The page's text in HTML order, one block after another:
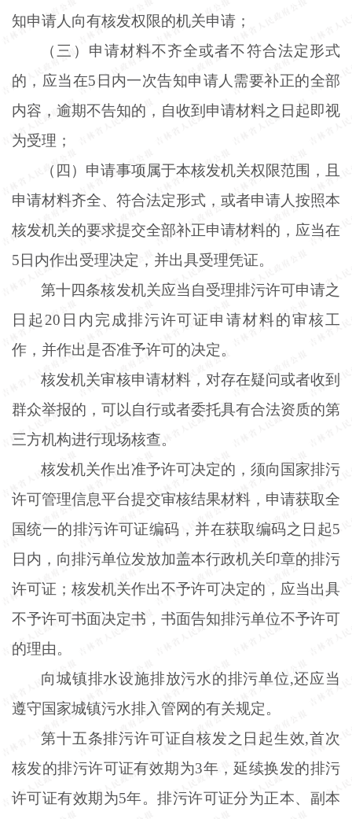
知申请人向有核发权限的机关申请；
（三）申请材料不齐全或者不符合法定形式
的，应当在5日内一次告知申请人需要补正的全部
内容，逾期不告知的，自收到申请材料之日起即视
为受理；
（四）申请事项属于本核发机关权限范围，且
申请材料齐全、符合法定形式，或者申请人按照本
核发机关的要求提交全部补正申请材料的，应当在
5日内作出受理决定，并出具受理凭证。
第十四条核发机关应当自受理排污许可申请之
日起 20日内完成排污许可证申请材料的审核工
作，并作出是否准予许可的决定。
核发机关审核申请材料，对存在疑问或者收到
群众举报的，可以自行或者委托具有合法资质的第
三方机构进行现场核查。
核发机关作出准予许可决定的，须向国家排污
许可管理信息平台提交审核结果材料，申请获取全
国统一的排污许可证编码，并在获取编码之日起5
日内，向排污单位发放加盖本行政机关印章的排污
许可证；核发机关作出不予许可决定的，应当出具
不予许可书面决定书，书面告知排污单位不予许可
的理由。
向城镇排水设施排放污水的排污单位,还应当
遵守国家城镇污水排入管网的有关规定。
第十五条排污许可证自核发之日起生效,首次
核发的排污许可证有效期为3年，延续换发的排污
许可证有效期为5年。排污许可证分为正本、副本